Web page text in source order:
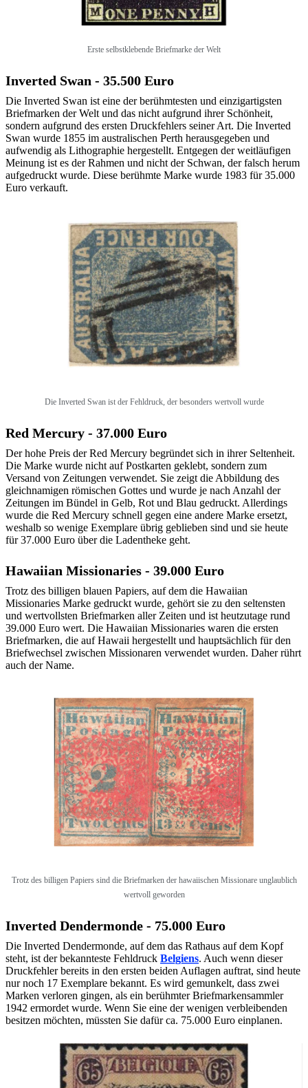
Erste selbstklebende Briefmarke der Welt
Inverted Swan - 35.500 Euro
Die Inverted Swan ist eine der berühmtesten und einzigartigsten
Briefmarken der Welt und das nicht aufgrund ihrer Schönheit,
sondern aufgrund des ersten Druckfehlers seiner Art. Die Inverted
Swan wurde 1855 im australischen Perth herausgegeben und
aufwendig als Lithographie hergestellt. Entgegen der weitläufigen
Meinung ist es der Rahmen und nicht der Schwan, der falsch herum
aufgedruckt wurde. Diese berühmte Marke wurde 1983 für 35.000
Euro verkauft.
Die Inverted Swan ist der Fehldruck, der besonders wertvoll wurde
Red Mercury - 37.000 Euro
Der hohe Preis der Red Mercury begründet sich in ihrer Seltenheit.
Die Marke wurde nicht auf Postkarten geklebt, sondern zum
Versand von Zeitungen verwendet. Sie zeigt die Abbildung des
gleichnamigen römischen Gottes und wurde je nach Anzahl der
Zeitungen im Bündel in Gelb, Rot und Blau gedruckt. Allerdings
wurde die Red Mercury schnell gegen eine andere Marke ersetzt,
weshalb so wenige Exemplare übrig geblieben sind und sie heute
für 37.000 Euro über die Ladentheke geht.
Hawaiian Missionaries - 39.000 Euro
Trotz des billigen blauen Papiers, auf dem die Hawaiian
Missionaries Marke gedruckt wurde, gehört sie zu den seltensten
und wertvollsten Briefmarken aller Zeiten und ist heutzutage rund
39.000 Euro wert. Die Hawaiian Missionaries waren die ersten
Briefmarken, die auf Hawaii hergestellt und hauptsächlich für den
Briefwechsel zwischen Missionaren verwendet wurden. Daher rührt
auch der Name.
Trotz des billigen Papiers sind die Briefmarken der hawaiischen Missionare unglaublich
wertvoll geworden
Inverted Dendermonde - 75.000 Euro
Die Inverted Dendermonde, auf dem das Rathaus auf dem Kopf
steht, ist der bekannteste Fehldruck Belgiens. Auch wenn dieser
Druckfehler bereits in den ersten beiden Auflagen auftrat, sind heute
nur noch 17 Exemplare bekannt. Es wird gemunkelt, dass zwei
Marken verloren gingen, als ein berühmter Briefmarkensammler
1942 ermordet wurde. Wenn Sie eine der wenigen verbleibenden
besitzen möchten, müssten Sie dafür ca. 75.000 Euro einplanen.